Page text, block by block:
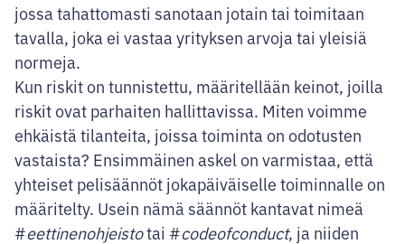
jossa tahattomasti sanotaan jotain tai toimitaan
tavalla, joka ei vastaa yrityksen arvoja tai yleisiä
normeja.
Kun riskit on tunnistettu, määritellään keinot, joilla
riskit ovat parhaiten hallittavissa. Miten voimme
ehkäistä tilanteita, joissa toiminta on odotusten
vastaista? Ensimmäinen askel on varmistaa, että
yhteiset pelisäännöt jokapäiväiselle toiminnalle on
määritelty. Usein nämä säännöt kantavat nimeä
#eettinenohjeistotai #codeofconduct, ja niiden